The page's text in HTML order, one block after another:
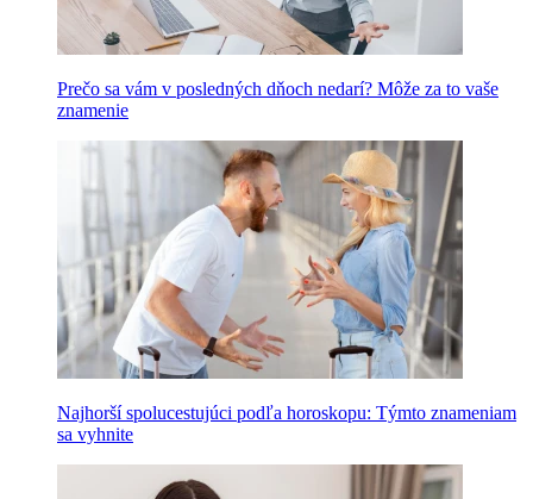
Prečo sa vám v posledných dňoch nedarí? Môže za to vaše
znamenie
Najhorší spolucestujúci podľa horoskopu: Týmto znameniam
sa vyhnite